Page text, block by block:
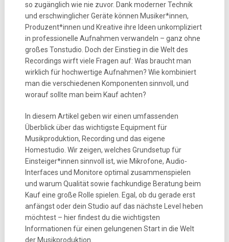
so zugänglich wie nie zuvor. Dank moderner Technik
und erschwinglicher Geräte können Musiker*innen,
Produzent*innen und Kreative ihre Ideen unkompliziert
in professionelle Aufnahmen verwandeln – ganz ohne
großes Tonstudio. Doch der Einstieg in die Welt des
Recordings wirft viele Fragen auf: Was braucht man
wirklich für hochwertige Aufnahmen? Wie kombiniert
man die verschiedenen Komponenten sinnvoll, und
worauf sollte man beim Kauf achten?
In diesem Artikel geben wir einen umfassenden
Überblick über das wichtigste Equipment für
Musikproduktion, Recording und das eigene
Homestudio. Wir zeigen, welches Grundsetup für
Einsteiger*innen sinnvoll ist, wie Mikrofone, Audio-
Interfaces und Monitore optimal zusammenspielen
und warum Qualität sowie fachkundige Beratung beim
Kauf eine große Rolle spielen. Egal, ob du gerade erst
anfängst oder dein Studio auf das nächste Level heben
möchtest – hier findest du die wichtigsten
Informationen für einen gelungenen Start in die Welt
der Musikproduktion.